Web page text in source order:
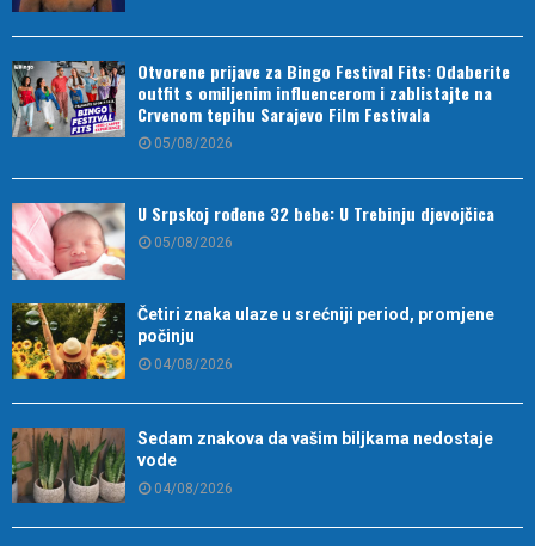
Otvorene prijave za Bingo Festival Fits: Odaberite
outfit s omiljenim influencerom i zablistajte na
Crvenom tepihu Sarajevo Film Festivala
05/08/2026
U Srpskoj rođene 32 bebe: U Trebinju djevojčica
05/08/2026
Četiri znaka ulaze u srećniji period, promjene
počinju
04/08/2026
Sedam znakova da vašim biljkama nedostaje
vode
04/08/2026